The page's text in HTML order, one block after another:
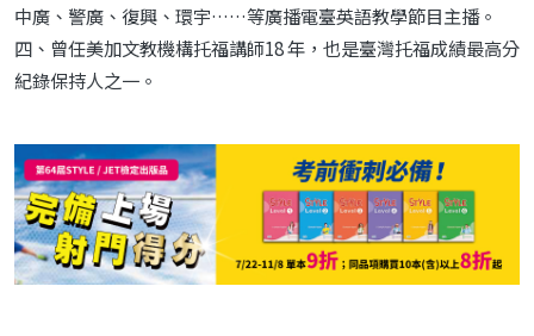
中廣、警廣、復興、環宇……等廣播電臺英語教學節目主播。
四、曾任美加文教機構托福講師18 年，也是臺灣托福成績最高分
紀錄保持人之一。